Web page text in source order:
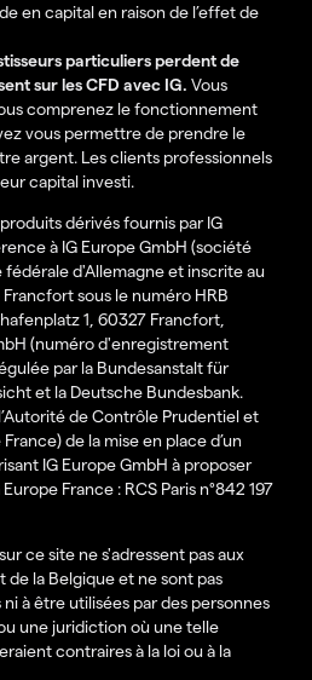
en capital en raison de l’effet de
particuliers perdent de
sur les CFD avec IG. Vous
comprenez le fonctionnement
vous permettre de prendre le
argent. Les clients professionnels
capital investi.
dérivés fournis par IG
à IG Europe GmbH (société
d'Allemagne et inscrite au
sous le numéro HRB
1, 60327 Francfort,
(numéro d'enregistrement
par la Bundesanstalt für
et la Deutsche Bundesbank.
de Contrôle Prudentiel et
de la mise en place d’un
IG Europe GmbH à proposer
France : RCS Paris n°842 197
ce site ne s'adressent pas aux
de la Belgique et ne sont pas
à être utilisées par des personnes
une juridiction où une telle
contraires à la loi ou à la